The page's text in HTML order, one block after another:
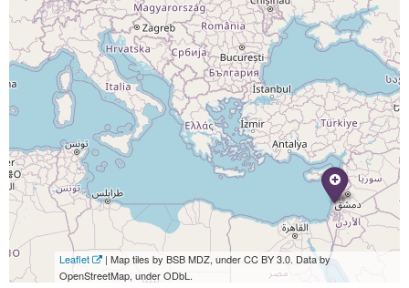
Leaflet
| Map tiles by BSB MDZ, under CC BY 3.0. Data by
OpenStreetMap, under ODbL.